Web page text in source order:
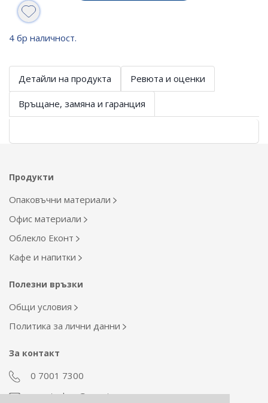
4 бр наличност.
Детайли на продукта Ревюта и оценки
Връщане, замяна и гаранция
Продукти
Опаковъчни материали
Офис материали
Облекло Еконт
Кафе и напитки
Полезни връзки
Общи условия
Политика за лични данни
За контакт
0 7001 7300
econt_shop@econt.com